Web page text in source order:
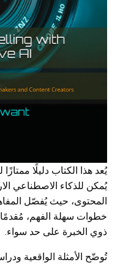
يُعد هذا الكتاب دليلًا
يُمكن للذكاء الاصطناعي
المحتوى، حيث يُفصّل
خطوات سهلة الفهم، مُقدمًا
ذوي الخبرة على حد سواء.
تُوضّح الأمثلة الواقعية